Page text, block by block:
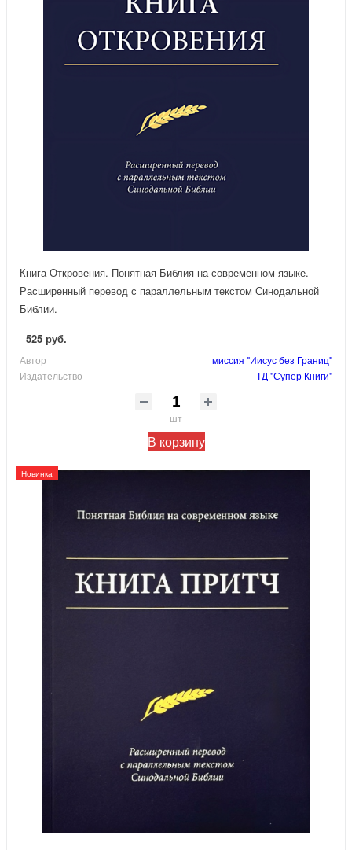
Книга Откровения. Понятная Библия на современном языке.
Расширенный перевод с параллельным текстом Синодальной
Библии.
525 руб.
Автор
миссия "Иисус без Границ"
Издательство
ТД "Супер Книги"
шт
В корзину
Новинка